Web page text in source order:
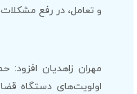
و تعامل، در رفع
مهران زاهدیان افزود:
اولویت‌های دستگاه